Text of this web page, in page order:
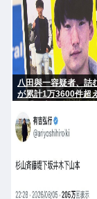
八田與一容疑者、詰
が累計1万3600件超